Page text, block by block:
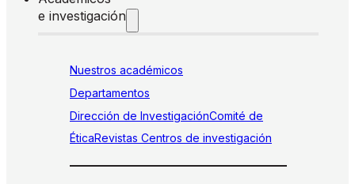
e investigación
Nuestros académicos
Departamentos
Dirección de InvestigaciónComité de
ÉticaRevistas Centros de investigación